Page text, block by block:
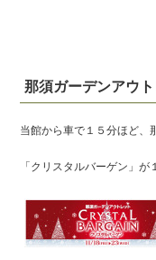
那須ガーデンアウ
当館から車で１５分ほど、
「クリスタルバーゲン」が